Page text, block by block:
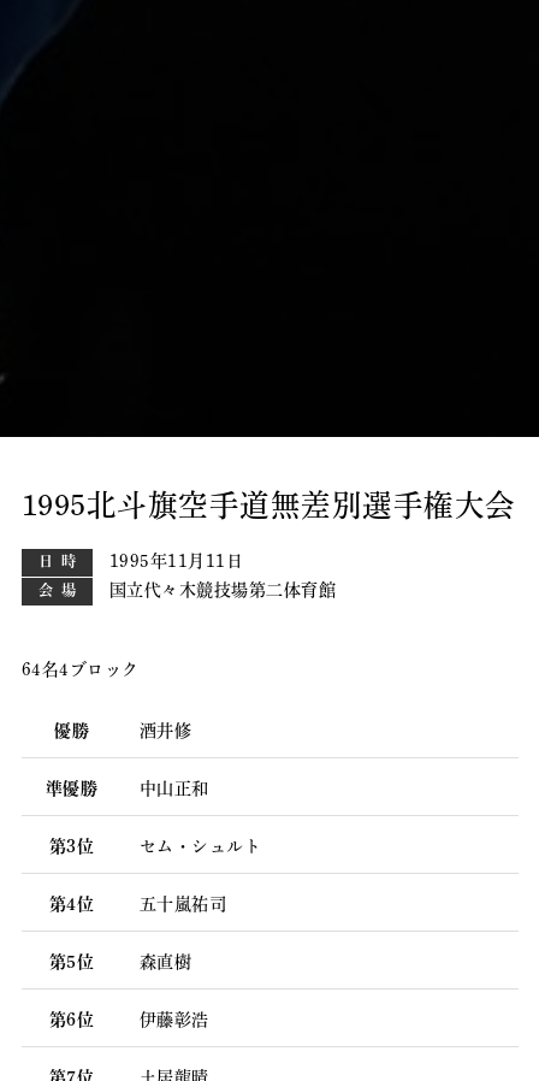
1995北斗旗空手道無差別選手権大会
日時 1995年11月11日
会場 国立代々木競技場第二体育館
64名4ブロック
優勝 酒井修
準優勝 中山正和
第3位 セム・シュルト
第4位 五十嵐祐司
第5位 森直樹
第6位 伊藤彰浩
第7位 土居龍晴